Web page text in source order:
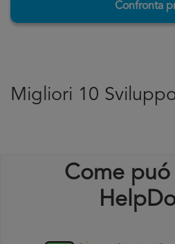
Confronta
Migliori 10
Come